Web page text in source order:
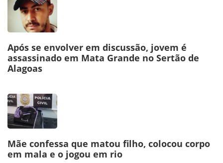
Após se envolver em discussão, jovem é
assassinado em Mata Grande no Sertão de
Alagoas
Mãe confessa que matou filho, colocou corpo
em mala e o jogou em rio